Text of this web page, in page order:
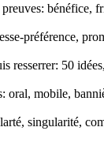
bénéfice,
préférence,
resserrer: 50
oral, mobile,
singularité,